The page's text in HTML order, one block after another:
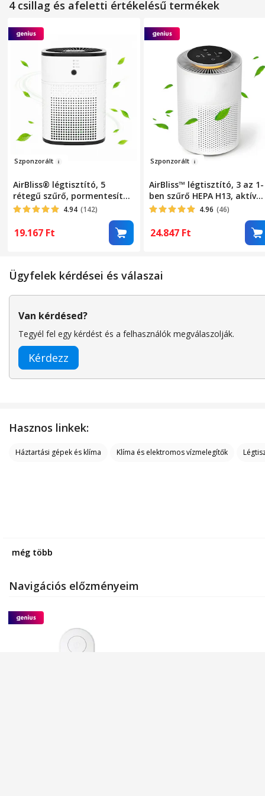
hordozható, néma, Fehér
kikapcsolás, hordozható,
4 csillag és afeletti értékelésű termékek
Szponzorált
AirBliss® légtisztító, 5
rétegű szűrő, pormentesítő,
HEPA, baktériumellenes,
aktív szén, hidegkatalizátor,
aromaterápiás diffúzor, akár
20 nm-ig tisztít, 3 üzemmód,
hordozható, néma, Fehér
4.94 (142)
19.167 Ft
Szponzorált
AirBliss™ légtisztító, 3 az 1-
ben szűrő HEPA H13, aktív
szén, előszűrő, por elleni,
hangulatvilágítás,
érintőképernyő, 3
kikapcsolás, hordozható,
4.96 (46)
24.847 Ft
Ügyfelek kérdései és válaszai
Van kérdésed?
Tegyél fel egy kérdést és a felhasználók megválaszolják.
Kérdezz
Hasznos linkek:
Háztartási gépek és klíma Klíma és elektromos vízmelegítők
még több
Navigációs előzményeim